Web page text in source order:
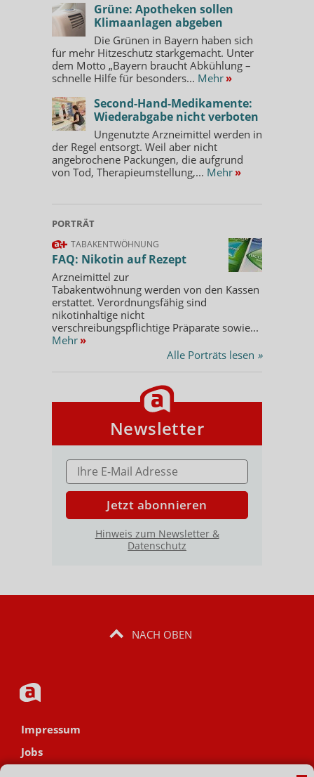
Grüne: Apotheken sollen
Klimaanlagen abgeben
Die Grünen in Bayern haben sich
für mehr Hitzeschutz starkgemacht. Unter
dem Motto „Bayern braucht Abkühlung –
schnelle Hilfe für besonders... Mehr »
Second-Hand-Medikamente:
Wiederabgabe nicht verboten
Ungenutzte Arzneimittel werden in
der Regel entsorgt. Weil aber nicht
angebrochene Packungen, die aufgrund
von Tod, Therapieumstellung,... Mehr »
PORTRÄT
TABAKENTWÖHNUNG
FAQ: Nikotin auf Rezept
Arzneimittel zur
Tabakentwöhnung werden von den Kassen
erstattet. Verordnungsfähig sind
nikotinhaltige nicht
verschreibungspflichtige Präparate sowie...
Mehr »
Alle Porträts lesen »
Newsletter
E-MAIL ADRESSE
Jetzt abonnieren
Hinweis zum Newsletter &
Datenschutz
NACH OBEN
Impressum
Jobs